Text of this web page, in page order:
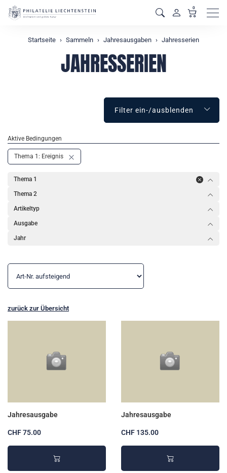
0
Startseite Sammeln Jahresausgaben Jahresserien
JAHRESSERIEN
Filter ein-/ausblenden
Aktive Bedingungen
Thema 1: Ereignis
Thema 1
Thema 2
Artikeltyp
Ausgabe
Jahr
zurück zur Übersicht
Jahresausgabe
CHF 75.00
Jahresausgabe
CHF 135.00